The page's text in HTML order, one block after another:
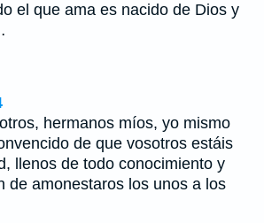
el que ama es nacido de Dios y
hermanos míos, yo mismo
de que vosotros estáis
llenos de todo conocimiento y
de amonestaros los unos a los